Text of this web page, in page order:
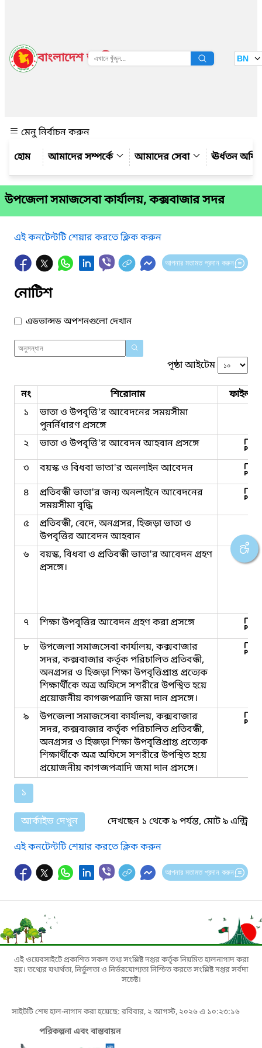
বাংলাদেশ জাতীয় তথ্য বাতায়ন BN
মেনু নির্বাচন করুন
আমাদের সম্পর্কে
আমাদের সেবা ঊর্ধতন
উপজেলা সমাজসেবা কার্যালয়, কক্সবাজার সদর
এই কনটেন্টটি শেয়ার করতে ক্লিক করুন
আপনার মতামত প্রদান করুন
নোটিশ
এডভান্সড অপশনগুলো দেখান
পৃষ্ঠা আইটেম
নং শিরোনাম
ফাইল
১
ভাতা ও উপবৃত্তি'র আবেদনের সময়সীমা
পুনর্নিধারণ প্রসঙ্গে
২
ভাতা ও উপবৃত্তি'র আবেদন আহবান প্রসঙ্গে
৩
বয়স্ক ও বিধবা ভাতা'র অনলাইন আবেদন
৪
প্রতিবন্ধী ভাতা'র জন্য অনলাইনে আবেদনের
সময়সীমা বৃদ্ধি
৫
প্রতিবন্ধী, বেদে, অনগ্রসর, হিজড়া ভাতা ও
উপবৃত্তির আবেদন আহবান
৬
বয়স্ক, বিধবা ও প্রতিবন্ধী ভাতা'র আবেদন গ্রহণ
প্রসঙ্গে।
৭
শিক্ষা উপবৃত্তির আবেদন গ্রহণ করা প্রসঙ্গে
৮
উপজেলা সমাজসেবা কার্যালয়, কক্সবাজার
সদর, কক্সবাজার কর্তৃক পরিচালিত প্রতিবন্ধী,
অনগ্রসর ও হিজড়া শিক্ষা উপবৃত্তিপ্রাপ্ত প্রত্যেক
শিক্ষার্থীকে অত্র অফিসে সশরীরে উপস্থিত হয়ে
প্রয়োজনীয় কাগজপত্রাদি জমা দান প্রসঙ্গে।
৯
উপজেলা সমাজসেবা কার্যালয়, কক্সবাজার
সদর, কক্সবাজার কর্তৃক পরিচালিত প্রতিবন্ধী,
অনগ্রসর ও হিজড়া শিক্ষা উপবৃত্তিপ্রাপ্ত প্রত্যেক
শিক্ষার্থীকে অত্র অফিসে সশরীরে উপস্থিত হয়ে
প্রয়োজনীয় কাগজপত্রাদি জমা দান প্রসঙ্গে।
১
আর্কাইভ দেখুন
দেখছেন ১ থেকে ৯ পর্যন্ত, মোট ৯ এন্ট্রি
এই কনটেন্টটি শেয়ার করতে ক্লিক করুন
আপনার মতামত প্রদান করুন
এই ওয়েবসাইটে প্রকাশিত সকল তথ্য সংশ্লিষ্ট দপ্তর কর্তৃক নিয়মিত হালনাগাদ করা
হয়। তথ্যের যথার্থতা, নির্ভুলতা ও নির্ভরযোগ্যতা নিশ্চিত করতে সংশ্লিষ্ট দপ্তর সর্বদা
সচেষ্ট।
সাইটটি শেষ হাল-নাগাদ করা হয়েছে: রবিবার, ২ আগস্ট, ২০২৬ এ ১০:২৩:১৬
পরিকল্পনা এবং বাস্তবায়ন